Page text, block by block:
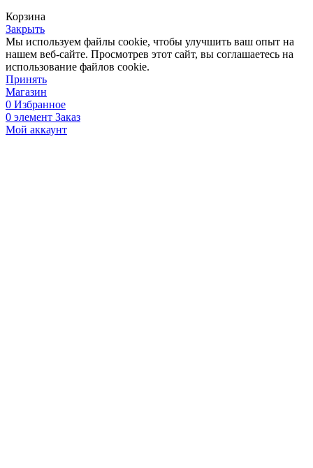
Корзина
Закрыть
Мы используем файлы cookie, чтобы улучшить ваш опыт на
нашем веб-сайте. Просмотрев этот сайт, вы соглашаетесь на
использование файлов cookie.
Принять
Магазин
0 Избранное
0 элемент Заказ
Мой аккаунт